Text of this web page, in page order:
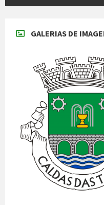
GALERIAS DE